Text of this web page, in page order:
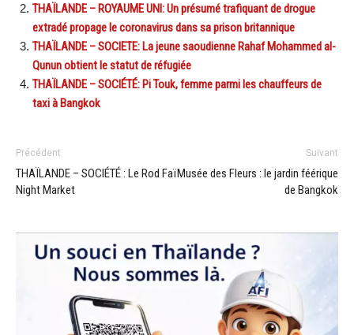
THAÏLANDE – ROYAUME UNI: Un présumé trafiquant de drogue
extradé propage le coronavirus dans sa prison britannique
THAÏLANDE – SOCIETE: La jeune saoudienne Rahaf Mohammed al-
Qunun obtient le statut de réfugiée
THAÏLANDE – SOCIÉTÉ: Pi Touk, femme parmi les chauffeurs de
taxi à Bangkok
Précédent
THAÏLANDE – SOCIÉTÉ : Le Rod Faï
Night Market
Suivant
Musée des Fleurs : le jardin féérique
de Bangkok